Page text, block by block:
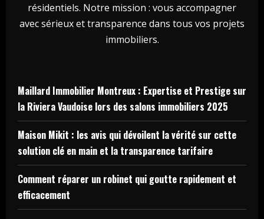
résidentiels. Notre mission : vous accompagner
avec sérieux et transparence dans tous vos projets
immobiliers.
Maillard Immobilier Montreux : Expertise et Prestige sur
la Riviera Vaudoise lors des salons immobiliers 2025
Maison Mikit : les avis qui dévoilent la vérité sur cette
solution clé en main et la transparence tarifaire
Comment réparer un robinet qui goutte rapidement et
efficacement